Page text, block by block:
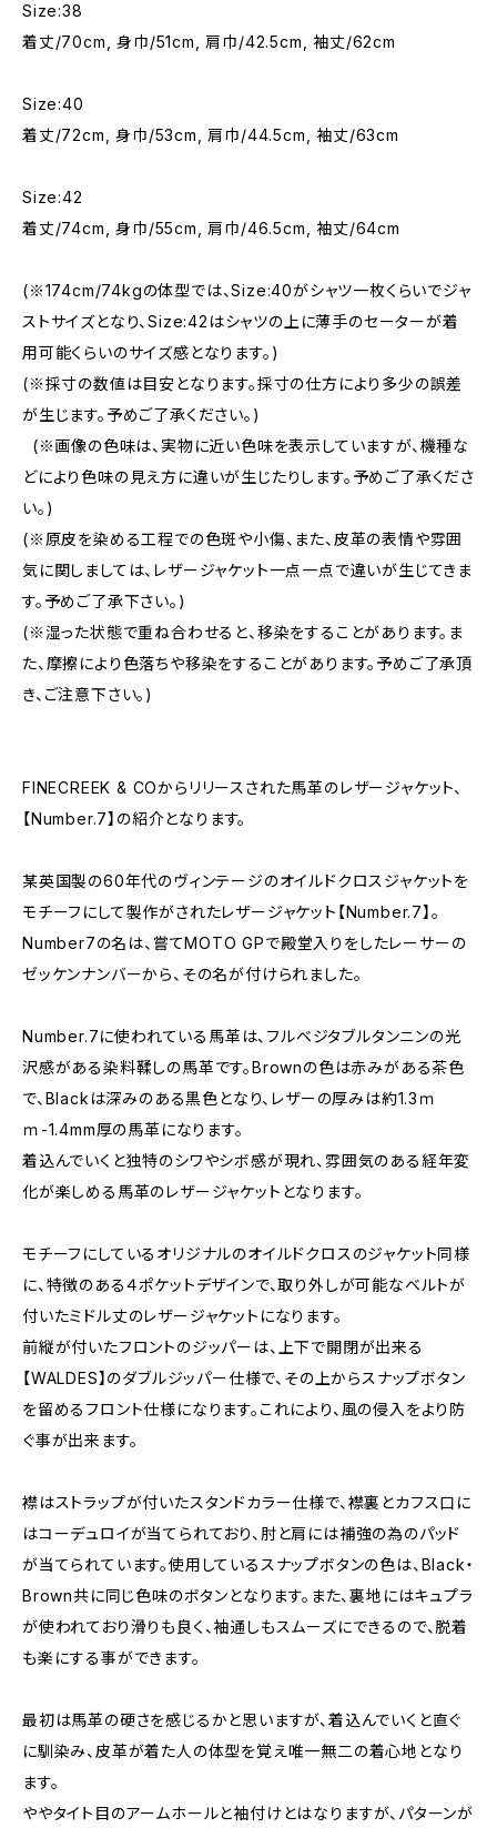
Size:38
着丈/70cm, 身巾/51cm, 肩巾/42.5cm, 袖丈/62cm
Size:40
着丈/72cm, 身巾/53cm, 肩巾/44.5cm, 袖丈/63cm
Size:42
着丈/74cm, 身巾/55cm, 肩巾/46.5cm, 袖丈/64cm
(※174cm/74kgの体型では、Size:40がシャツ一枚くらいでジャ
ストサイズとなり、Size:42はシャツの上に薄手のセーターが着
用可能くらいのサイズ感となります。)
(※採寸の数値は目安となります。採寸の仕方により多少の誤差
が生じます。予めご了承ください。)
(※画像の色味は、実物に近い色味を表示していますが、機種な
どにより色味の見え方に違いが生じたりします。予めご了承くださ
い。)
(※原皮を染める工程での色斑や小傷、また、皮革の表情や雰囲
気に関しましては、レザージャケット一点一点で違いが生じてきま
す。予めご了承下さい。)
(※湿った状態で重ね合わせると、移染をすることがあります。ま
た、摩擦により色落ちや移染をすることがあります。予めご了承頂
き、ご注意下さい。)
FINECREEK & COからリリースされた馬革のレザージャケット、
【Number.7】の紹介となります。
某英国製の60年代のヴィンテージのオイルドクロスジャケットを
モチーフにして製作がされたレザージャケット【Number.7】。
Number7の名は、嘗てMOTO GPで殿堂入りをしたレーサーの
ゼッケンナンバーから、その名が付けられました。
Number.7に使われている馬革は、フルベジタブルタンニンの光
沢感がある染料鞣しの馬革です。Brownの色は赤みがある茶色
で、Blackは深みのある黒色となり、レザーの厚みは約1.3ｍ
ｍ-1.4mm厚の馬革になります。
着込んでいくと独特のシワやシボ感が現れ、雰囲気のある経年変
化が楽しめる馬革のレザージャケットとなります。
モチーフにしているオリジナルのオイルドクロスのジャケット同様
に、特徴のある４ポケットデザインで、取り外しが可能なベルトが
付いたミドル丈のレザージャケットになります。
前縦が付いたフロントのジッパーは、上下で開閉が出来る
【WALDES】のダブルジッパー仕様で、その上からスナップボタン
を留めるフロント仕様になります。これにより、風の侵入をより防
ぐ事が出来ます。
襟はストラップが付いたスタンドカラー仕様で、襟裏とカフス口に
はコーデュロイが当てられており、肘と肩には補強の為のパッド
が当てられています。使用しているスナップボタンの色は、Black・
Brown共に同じ色味のボタンとなります。また、裏地にはキュプラ
が使われており滑りも良く、袖通しもスムーズにできるので、脱着
も楽にする事ができます。
最初は馬革の硬さを感じるかと思いますが、着込んでいくと直ぐ
に馴染み、皮革が着た人の体型を覚え唯一無二の着心地となり
ます。
ややタイト目のアームホールと袖付けとはなりますが、パターンが